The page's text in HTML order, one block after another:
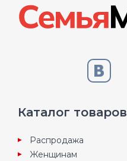
Каталог товаров
Распродажа
Женщинам